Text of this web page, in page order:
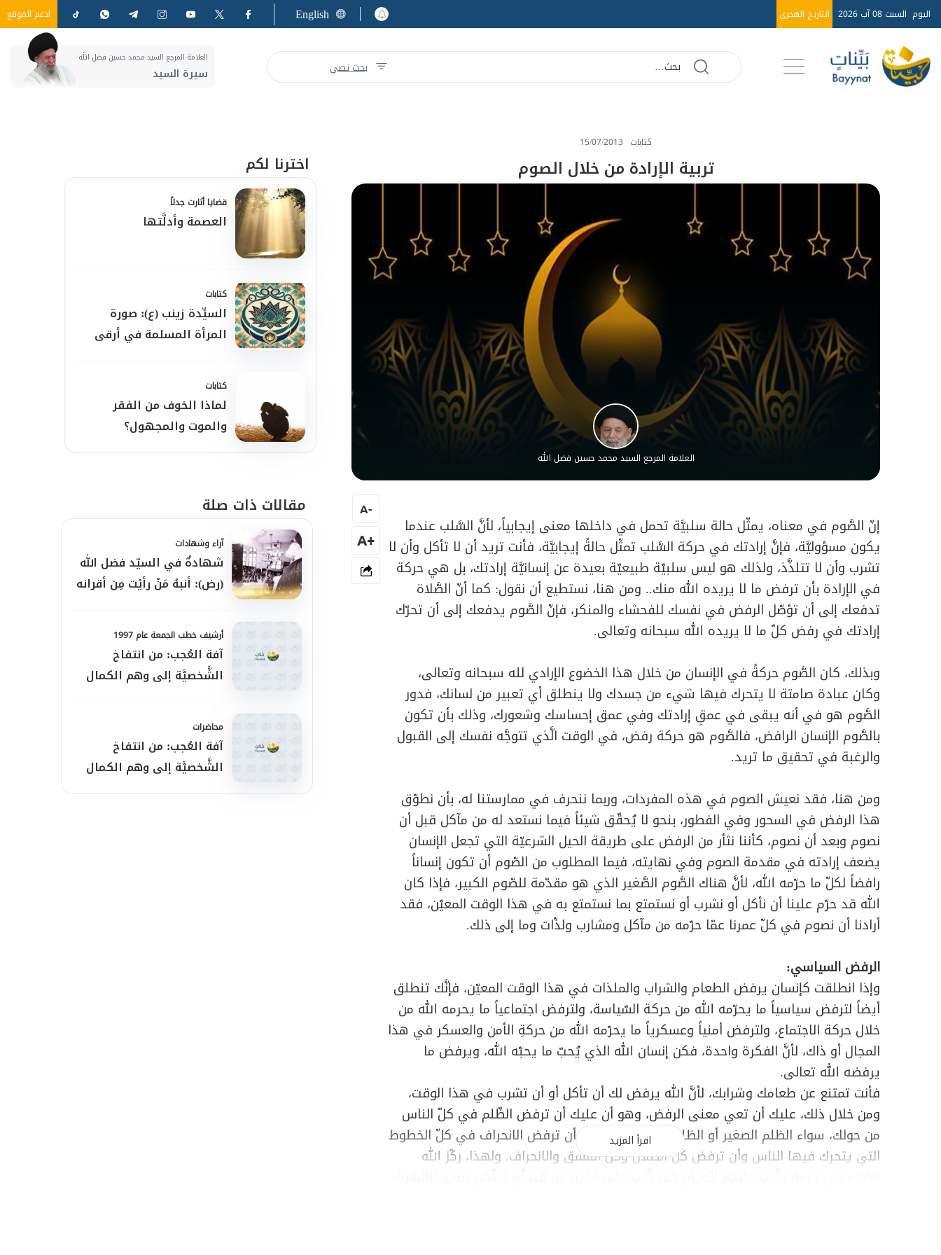
اليوم السبت 08 آب 2026 التاريخ الهجري English ادعم الموقع
بحث نصي
العلامة المرجع السيد محمد حسين فضل الله
سيرة السيد
كتابات 15/07/2013
تربية الإرادة من خلال الصوم
العلامة المرجع السيد محمد حسين فضل الله
إنّ الصَّوم في معناه، يمثّل حالة سلبيَّة تحمل في داخلها معنى إيجابياً، لأنَّ السَّلب عندما
يكون مسؤوليَّة، فإنَّ إرادتك في حركة السَّلب تمثّل حالةً إيجابيَّة، فأنت تريد أن لا تأكل وأن لا
تشرب وأن لا تتلذَّذ، ولذلك هو ليس سلبيّة طبيعيّة بعيدة عن إنسانيَّة إرادتك، بل هي حركة
في الإرادة بأن ترفض ما لا يريده الله منك.. ومن هنا، نستطيع أن نقول: كما أنّ الصَّلاة
تدفعك إلى أن تؤصّل الرفض في نفسك للفحشاء والمنكر، فإنّ الصَّوم يدفعك إلى أن تحرّك
إرادتك في رفض كلّ ما لا يريده الله سبحانه وتعالى.
وبذلك، كان الصَّوم حركةً في الإنسان من خلال هذا الخضوع الإرادي لله سبحانه وتعالى،
وكان عبادة صامتة لا يتحرك فيها شيء من جسدك ولا ينطلق أي تعبير من لسانك، فدور
الصَّوم هو في أنه يبقى في عمقِ إرادتك وفي عمق إحساسك وشعورك، وذلك بأن تكون
بالصَّوم الإنسان الرافض، فالصَّوم هو حركة رفض، في الوقت الَّذي تتوجَّه نفسك إلى القبول
والرغبة في تحقيق ما تريد.
ومن هنا، فقد نعيش الصوم في هذه المفردات، وربما ننحرف في ممارستنا له، بأن نطوّق
هذا الرفض في السحور وفي الفطور، بنحو لا يُحقّق شيئاً فيما نستعد له من مآكل قبل أن
نصوم وبعد أن نصوم، كأننا نثأر من الرفض على طريقة الحيل الشرعيّة التي تجعل الإنسان
يضعف إرادته في مقدمة الصوم وفي نهايته، فيما المطلوب من الصّوم أن تكون إنساناً
رافضاً لكلّ ما حرّمه الله، لأنَّ هناك الصَّوم الصَّغير الذي هو مقدّمة للصّوم الكبير، فإذا كان
الله قد حرّم علينا أن نأكل أو نشرب أو نستمتع بما نستمتع به في هذا الوقت المعيّن، فقد
أرادنا أن نصوم في كلّ عمرنا عمّا حرّمه من مآكل ومشارب ولذّات وما إلى ذلك.
الرفض السياسي:
وإذا انطلقت كإنسان يرفض الطعام والشراب والملذات في هذا الوقت المعيّن، فإنَّك تنطلق
أيضاً لترفض سياسياً ما يحرّمه الله من حركة السّياسة، ولترفض اجتماعياً ما يحرمه الله من
خلال حركة الاجتماع، ولترفض أمنياً وعسكرياً ما يحرّمه الله من حركةِ الأمن والعسكر في هذا
المجال أو ذاك، لأنَّ الفكرة واحدة، فكن إنسان الله الذي يُحبّ ما يحبّه الله، ويرفض ما
يرفضه الله تعالى.
فأنت تمتنع عن طعامك وشرابك، لأنَّ الله يرفض لك أن تأكل أو أن تشرب في هذا الوقت،
ومن خلال ذلك، عليك أن تعي معنى الرفض، وهو أن عليك أن ترفض الظّلم في كلّ الناس
من حولك، سواء الظلم الصغير أو الظلم الكبير، وأن عليك أن ترفض الانحراف في كلّ الخطوط
التي يتحرك فيها الناس وأن ترفض كلّ الضَّلال وكلّ الفسق والانحراف. ولهذا، ركّز الله
اقرأ المزيد
-
A
+A
اخترنا لكم
قضايا أثارت جدلاً
العصمة وأدلَّتها
كتابات
السيِّدة زينب (ع): صورة
المرأة المسلمة في أرقى
كتابات
لماذا الخوف من الفقر
والموت والمجهول؟
مقالات ذات صلة
آراء وشهادات
شهادةٌ في السيّد فضل الله
(رض): أنبهُ مَنْ رأيْت مِن أقرانه
أرشيف خطب الجمعة عام 1997
آفة العُجب: من انتفاخ
الشَّخصيَّة إلى وهم الكمال
محاضرات
آفة العُجب: من انتفاخ
الشَّخصيَّة إلى وهم الكمال